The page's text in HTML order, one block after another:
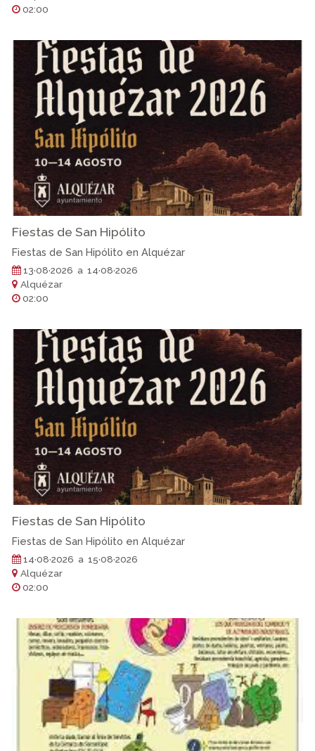
02:00
Fiestas de San Hipólito
Fiestas de San Hipólito en Alquézar
13·08·2026 a 14·08·2026
Alquézar
02:00
Fiestas de San Hipólito
Fiestas de San Hipólito en Alquézar
14·08·2026 a 15·08·2026
Alquézar
02:00